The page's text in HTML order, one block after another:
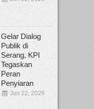
Gelar Dialog
Publik di
Serang, KPI
Tegaskan
Peran
Penyiaran
Jun 22, 2026